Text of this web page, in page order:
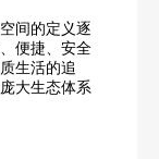
间的定义逐
便捷、安全
生活的追
大生态体系